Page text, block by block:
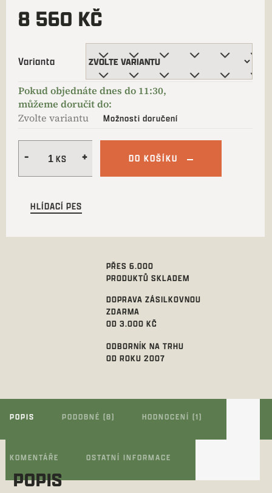
8 560 KČ
Varianta
Zvolte variantu Možnosti doručení
DO KOŠÍKU
HLÍDACÍ PES
PŘES 6.000
PRODUKTŮ SKLADEM
DOPRAVA ZÁSILKOVNOU
ZDARMA
OD 3.000 KČ
ODBORNÍK NA TRHU
OD ROKU 2007
POPIS PODOBNÉ (8) HODNOCENÍ (1)
KOMENTÁŘE OSTATNÍ INFORMACE
POPIS